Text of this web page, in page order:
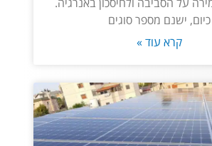
כיום, ישנם מספר סוגים
קרא עוד »